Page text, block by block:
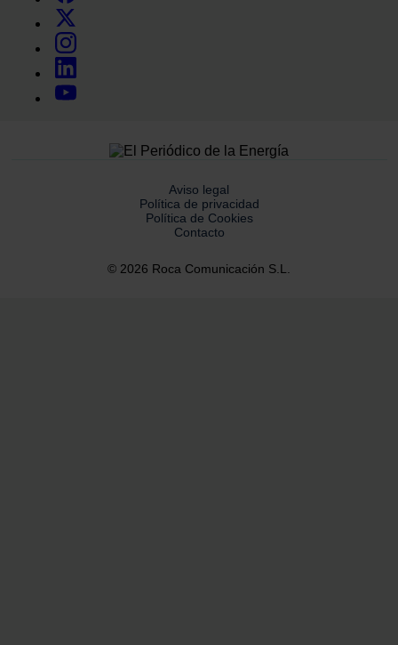
Aviso legal
Política de privacidad
Política de Cookies
Contacto
© 2026 Roca Comunicación S.L.